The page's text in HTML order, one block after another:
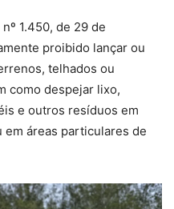
1.450, de 29 de
proibido lançar ou
telhados ou
como despejar lixo,
e outros resíduos em
em áreas particulares de